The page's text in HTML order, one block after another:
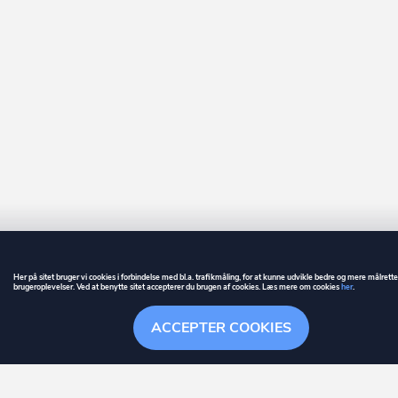
Søgehistorik Menu
er et registreret varemærke tilhørende ownr ApS – CVR nr.: 36 40 88
Stationsparken 26. 2., 2600 Glostrup, info@ownr.dk
ACCEPTER COOKIES
Her på sitet bruger vi cookies i forbindelse med bl.a. trafikmåling, for at kunne udvikle bedre og mere
brugeroplevelser. Ved at benytte sitet accepterer du brugen af cookies. Læs mere om cookiesher.